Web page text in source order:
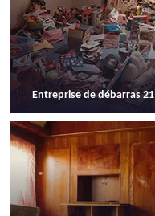
Entreprise de débarras 21